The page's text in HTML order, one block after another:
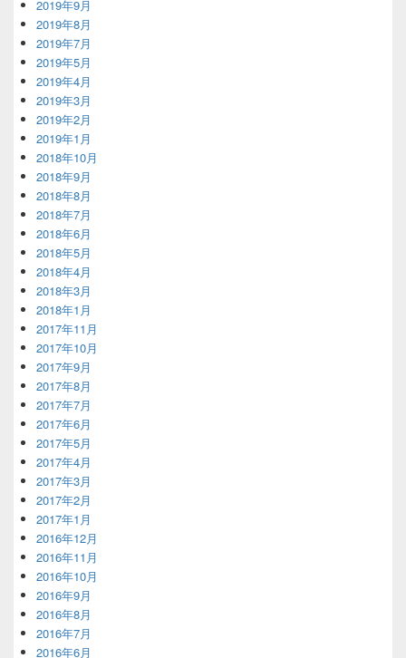
2019年9月
2019年8月
2019年7月
2019年5月
2019年4月
2019年3月
2019年2月
2019年1月
2018年10月
2018年9月
2018年8月
2018年7月
2018年6月
2018年5月
2018年4月
2018年3月
2018年1月
2017年11月
2017年10月
2017年9月
2017年8月
2017年7月
2017年6月
2017年5月
2017年4月
2017年3月
2017年2月
2017年1月
2016年12月
2016年11月
2016年10月
2016年9月
2016年8月
2016年7月
2016年6月